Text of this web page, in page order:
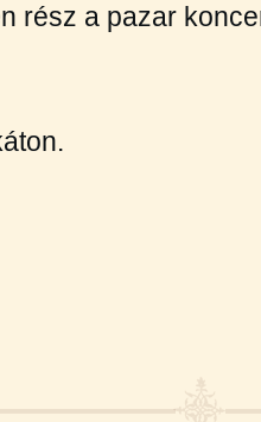
rész a pazar